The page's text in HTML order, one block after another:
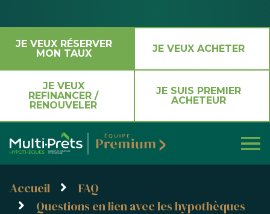
JE VEUX RÉSERVER
MON TAUX
JE VEUX ACHETER
JE VEUX
REFINANCER /
RENOUVELER
JE SUIS PREMIER
ACHETEUR
Accueil
FAQ
Questions en lien avec les hypothèques